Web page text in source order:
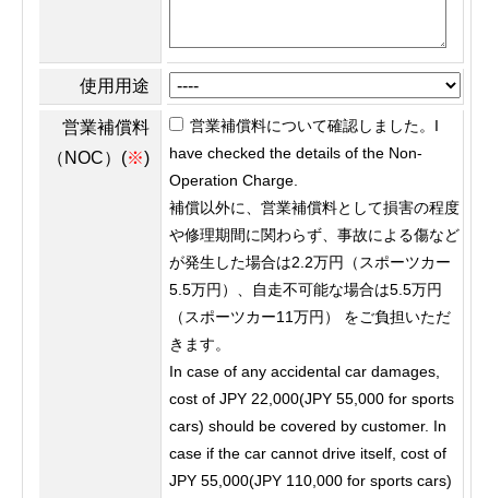
使用用途
営業補償料
（NOC）(※)
営業補償料について確認しました。I
have checked the details of the Non-
Operation Charge.
補償以外に、営業補償料として損害の程度
や修理期間に関わらず、事故による傷など
が発生した場合は2.2万円（スポーツカー
5.5万円）、自走不可能な場合は5.5万円
（スポーツカー11万円） をご負担いただ
きます。
In case of any accidental car damages,
cost of JPY 22,000(JPY 55,000 for sports
cars) should be covered by customer. In
case if the car cannot drive itself, cost of
JPY 55,000(JPY 110,000 for sports cars)